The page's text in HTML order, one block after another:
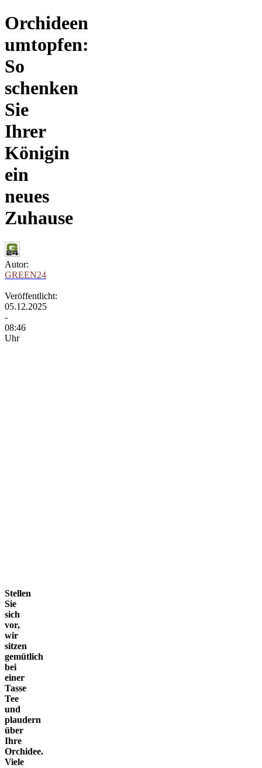
Orchideen
umtopfen:
So
schenken
Sie
Ihrer
Königin
ein
neues
Zuhause
Autor:
GREEN24
Veröffentlicht:
05.12.2025
-
08:46
Uhr
Stellen
Sie
sich
vor,
wir
sitzen
gemütlich
bei
einer
Tasse
Tee
und
plaudern
über
Ihre
Orchidee.
Viele